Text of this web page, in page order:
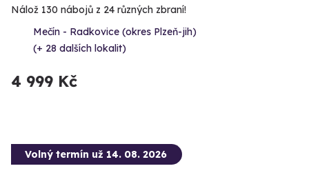
Nálož 130 nábojů z 24 různých zbraní!
Mečín - Radkovice (okres Plzeň-jih)
(+ 28 dalších lokalit)
4 999 Kč
Volný termín už 14. 08. 2026